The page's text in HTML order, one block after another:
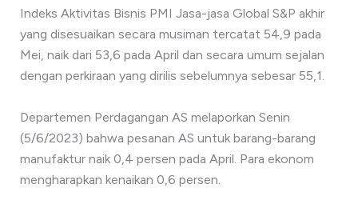
Indeks Aktivitas Bisnis PMI Jasa-jasa Global S&P akhir
yang disesuaikan secara musiman tercatat 54,9 pada
Mei, naik dari 53,6 pada April dan secara umum sejalan
dengan perkiraan yang dirilis sebelumnya sebesar 55,1.
Departemen Perdagangan AS melaporkan Senin
(5/6/2023) bahwa pesanan AS untuk barang-barang
manufaktur naik 0,4 persen pada April. Para ekonom
mengharapkan kenaikan 0,6 persen.